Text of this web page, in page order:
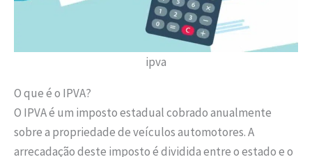
ipva
O que é o IPVA?
O IPVA é um imposto estadual cobrado anualmente
sobre a propriedade de veículos automotores. A
arrecadação deste imposto é dividida entre o estado e o